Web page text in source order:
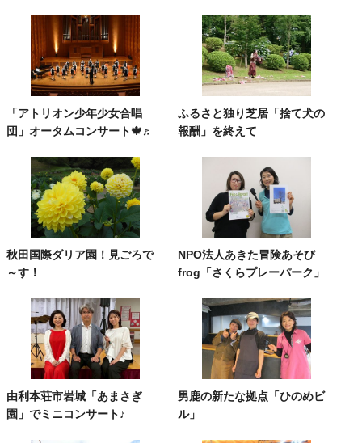
「アトリオン少年少女合唱
団」オータムコンサート🍁♬
ふるさと独り芝居「捨て犬の
報酬」を終えて
秋田国際ダリア園！見ごろで
～す！
NPO法人あきた冒険あそび
frog「さくらプレーパーク」
由利本荘市岩城「あまさぎ
園」でミニコンサート♪
男鹿の新たな拠点「ひのめビ
ル」